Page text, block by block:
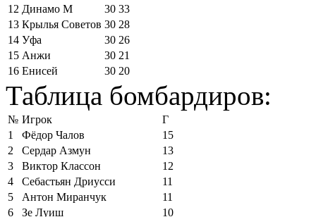
12 Динамо М 30 33
13 Крылья Советов 30 28
14 Уфа 30 26
15 Анжи 30 21
16 Енисей 30 20
Таблица бомбардиров:
№ Игрок
Г
1
Фёдор Чалов
15
2
Сердар Азмун
13
3
Виктор Классон
12
4
Себастьян Дриусси
11
5
Антон Миранчук
11
6
Зе Луиш
10